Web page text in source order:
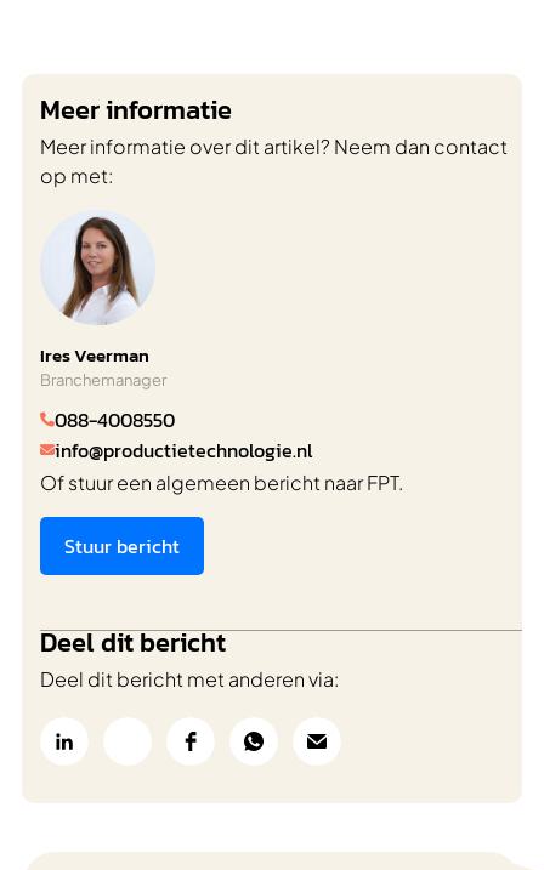
Meer informatie
Meer informatie over dit artikel? Neem dan contact
op met:
Ires Veerman
Branchemanager
088-4008550
info@productietechnologie.nl
Of stuur een algemeen bericht naar FPT.
Stuur bericht
Deel dit bericht
Deel dit bericht met anderen via: